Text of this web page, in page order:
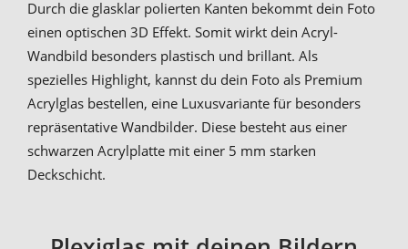
Durch die glasklar polierten Kanten bekommt dein Foto
einen optischen 3D Effekt. Somit wirkt dein Acryl-
Wandbild besonders plastisch und brillant. Als
spezielles Highlight, kannst du dein Foto als Premium
Acrylglas bestellen, eine Luxusvariante für besonders
repräsentative Wandbilder. Diese besteht aus einer
schwarzen Acrylplatte mit einer 5 mm starken
Deckschicht.